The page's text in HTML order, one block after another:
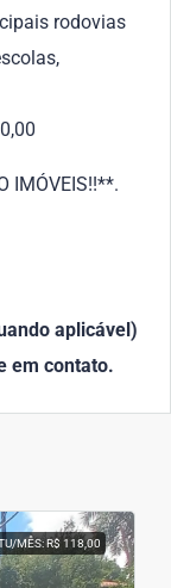
rodovias
IMÓVEIS!!**.
aplicável)
em contato.
MÊS: R$ 118,00